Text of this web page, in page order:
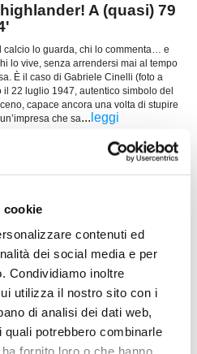
cookie
contenuti ed
dei social media e per
Condividiamo inoltre
utilizza il nostro sito con i
di analisi dei dati web,
potrebbero combinarle
fornito loro o che hanno
A (quasi) 79
calcio lo guarda, chi lo commenta… e
lo vive, senza arrendersi mai al tempo
È il caso di Gabriele Cinelli (foto a
il 22 luglio 1947, autentico simbolo del
capace ancora una volta di stupire
che sa... leggi
show: poker da
vola e lo fa con una prestazione che
sul campo del Mozzano City e allungo
sulla Vis Stella è un segnale forte,
dall’inizio alla fine. ...
UNITED: a 46 anni
Una scelta di cuore, di
e di attaccamento al territorio. A 46 anni